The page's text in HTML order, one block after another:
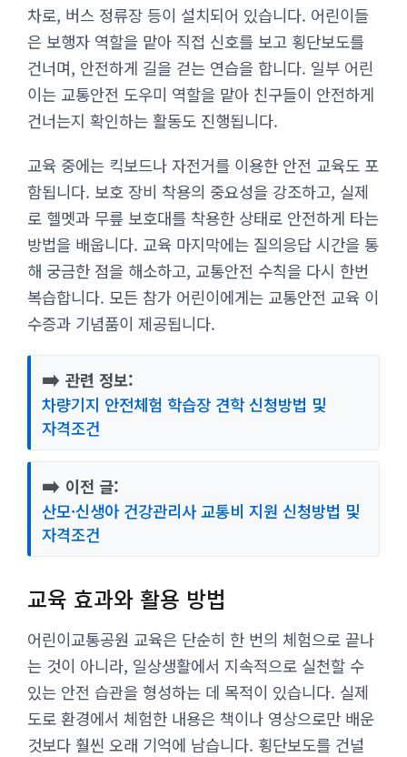
차로, 버스 정류장 등이 설치되어 있습니다. 어린이들
은 보행자 역할을 맡아 직접 신호를 보고 횡단보도를
건너며, 안전하게 길을 걷는 연습을 합니다. 일부 어린
이는 교통안전 도우미 역할을 맡아 친구들이 안전하게
건너는지 확인하는 활동도 진행됩니다.
교육 중에는 킥보드나 자전거를 이용한 안전 교육도 포
함됩니다. 보호 장비 착용의 중요성을 강조하고, 실제
로 헬멧과 무릎 보호대를 착용한 상태로 안전하게 타는
방법을 배웁니다. 교육 마지막에는 질의응답 시간을 통
해 궁금한 점을 해소하고, 교통안전 수칙을 다시 한번
복습합니다. 모든 참가 어린이에게는 교통안전 교육 이
수증과 기념품이 제공됩니다.
➡️ 관련 정보:
차량기지 안전체험 학습장 견학 신청방법 및
자격조건
➡️ 이전 글:
산모·신생아 건강관리사 교통비 지원 신청방법 및
자격조건
교육 효과와 활용 방법
어린이교통공원 교육은 단순히 한 번의 체험으로 끝나
는 것이 아니라, 일상생활에서 지속적으로 실천할 수
있는 안전 습관을 형성하는 데 목적이 있습니다. 실제
도로 환경에서 체험한 내용은 책이나 영상으로만 배운
것보다 훨씬 오래 기억에 남습니다. 횡단보도를 건널